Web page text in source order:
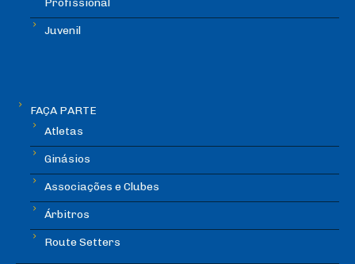
Juvenil
FAÇA PARTE
Atletas
Ginásios
Associações e Clubes
Árbitros
Route Setters